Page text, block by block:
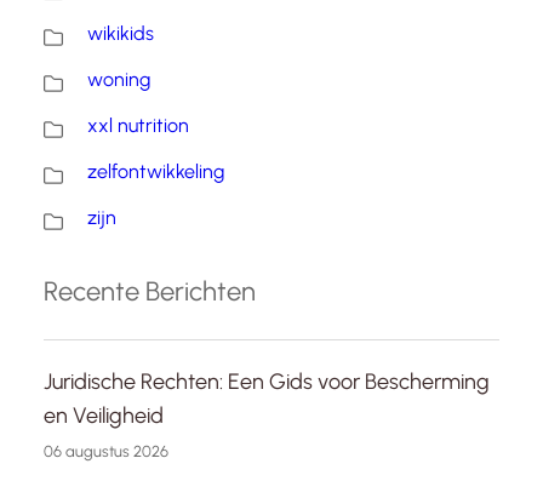
wikikids
woning
xxl nutrition
zelfontwikkeling
zijn
Recente Berichten
Juridische Rechten: Een Gids voor Bescherming
en Veiligheid
06 augustus 2026